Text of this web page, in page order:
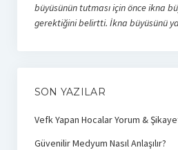
büyüsünün tutması için önce ikna
gerektiğini belirtti. İkna büyüsünü
SON YAZILAR
Vefk Yapan Hocalar Yorum &
Güvenilir Medyum Nasıl Anlaşılır?